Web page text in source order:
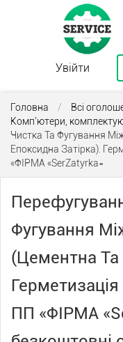
Увійти
Головна / Всі
Комп'ютери,
Чистка Та Фугування
Епоксидна Затірка).
«ФІРМА «SerZatyrka»
Фугування
(Цементна Та
ПП «ФІРМА